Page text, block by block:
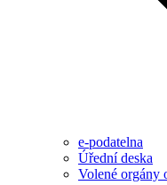
e-podatelna
Úřední deska
Volené orgány